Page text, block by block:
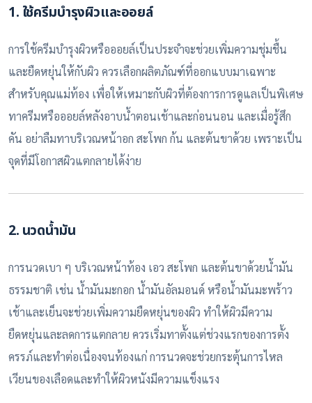
1. ใช้ครีมบำรุงผิวและออยล์
การใช้ครีมบำรุงผิวหรือออยล์เป็นประจำจะช่วยเพิ่มความชุ่มชื้น
และยืดหยุ่นให้กับผิว ควรเลือกผลิตภัณฑ์ที่ออกแบบมาเฉพาะ
สำหรับคุณแม่ท้อง เพื่อให้เหมาะกับผิวที่ต้องการการดูแลเป็นพิเศษ
ทาครีมหรือออยล์หลังอาบน้ำตอนเช้าและก่อนนอน และเมื่อรู้สึก
คัน อย่าลืมทาบริเวณหน้าอก สะโพก ก้น และต้นขาด้วย เพราะเป็น
จุดที่มีโอกาสผิวแตกลายได้ง่าย
2. นวดน้ำมัน
การนวดเบา ๆ บริเวณหน้าท้อง เอว สะโพก และต้นขาด้วยน้ำมัน
ธรรมชาติ เช่น น้ำมันมะกอก น้ำมันอัลมอนด์ หรือน้ำมันมะพร้าว
เช้าและเย็นจะช่วยเพิ่มความยืดหยุ่นของผิว ทำให้ผิวมีความ
ยืดหยุ่นและลดการแตกลาย ควรเริ่มทาตั้งแต่ช่วงแรกของการตั้ง
ครรภ์และทำต่อเนื่องจนท้องแก่ การนวดจะช่วยกระตุ้นการไหล
เวียนของเลือดและทำให้ผิวหนังมีความแข็งแรง